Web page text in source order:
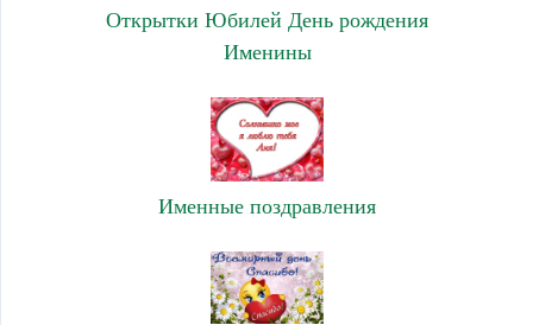
Открытки Юбилей День рождения
Именины
Именные поздравления